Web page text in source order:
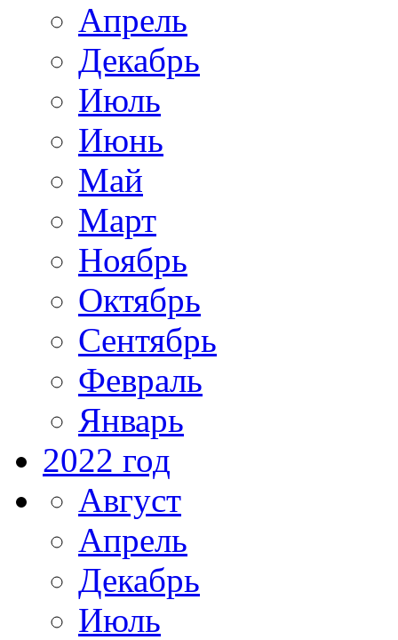
Апрель
Декабрь
Июль
Июнь
Май
Март
Ноябрь
Октябрь
Сентябрь
Февраль
Январь
2022 год
Август
Апрель
Декабрь
Июль